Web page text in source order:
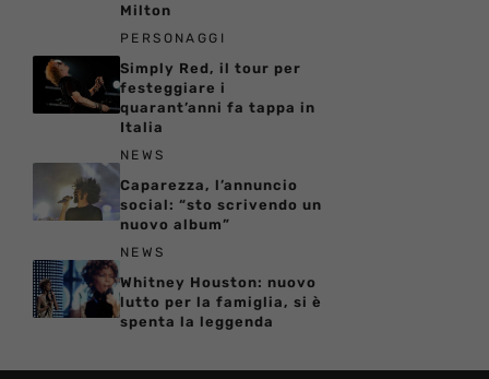
Milton
PERSONAGGI
Simply Red, il tour per
festeggiare i
quarant’anni fa tappa in
Italia
NEWS
Caparezza, l’annuncio
social: “sto scrivendo un
nuovo album”
NEWS
Whitney Houston: nuovo
lutto per la famiglia, si è
spenta la leggenda